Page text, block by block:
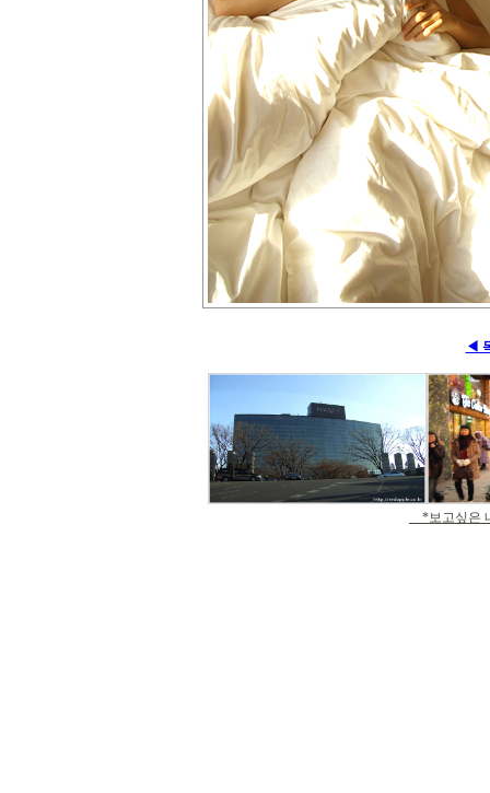
◀
*보고싶은